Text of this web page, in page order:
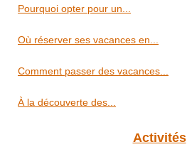
Pourquoi opter pour un...
Où réserver ses vacances en...
Comment passer des vacances...
À la découverte des...
Activités